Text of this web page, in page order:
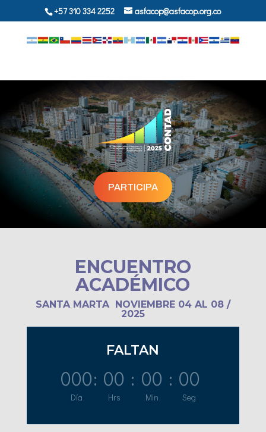
+57 310 334 2252 asfacop@asfacop.org.co
PARTICIPA
ENCUENTRO
ACADÉMICO
SANTA MARTA NOVIEMBRE 04 AL 08 /
2025
FALTAN
000
Día
: 00
Hrs
: 00
Min
: 00
Seg